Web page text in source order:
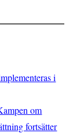
i
om
fortsätter